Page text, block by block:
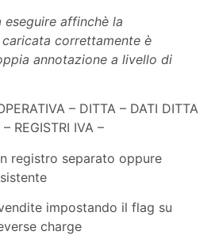
affinchè la
correttamente è
annotazione a livello di
– DITTA – DATI DITTA
REGISTRI IVA –
registro separato oppure
impostando il flag su
charge